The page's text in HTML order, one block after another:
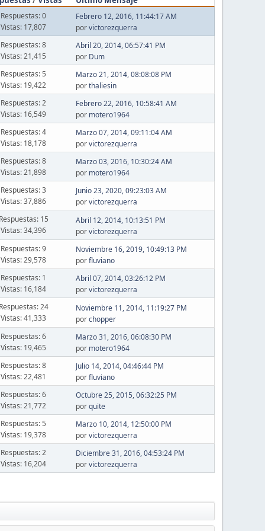
Respuestas: 0
Vistas: 17,807
Febrero 12, 2016, 11:44:17 AM
porvictorezquerra
Respuestas: 8
Vistas: 21,415
Abril 20, 2014, 06:57:41 PM
por Dum
Respuestas: 5
Vistas: 19,422
Marzo 21, 2014, 08:08:08 PM
porthaliesin
Respuestas: 2
Vistas: 16,549
Febrero 22, 2016, 10:58:41 AM
por motero1964
Respuestas: 4
Vistas: 18,178
Marzo 07, 2014, 09:11:04 AM
porvictorezquerra
Respuestas: 8
Vistas: 21,898
Marzo 03, 2016, 10:30:24 AM
por motero1964
Respuestas: 3
Vistas: 37,886
Junio 23, 2020, 09:23:03 AM
porvictorezquerra
15
Vistas: 34,396
Abril 12, 2014, 10:13:51 PM
porvictorezquerra
Respuestas: 9
Vistas: 29,578
Noviembre 16, 2019, 10:49:13 PM
porfluviano
Respuestas: 1
Vistas: 16,184
Abril 07, 2014, 03:26:12 PM
porvictorezquerra
24
Vistas: 41,333
Noviembre 11, 2014, 11:19:27 PM
porchopper
Respuestas: 6
Vistas: 19,465
Marzo 31, 2016, 06:08:30 PM
por motero1964
Respuestas: 8
Vistas: 22,481
Julio 14, 2014, 04:46:44 PM
porfluviano
Respuestas: 6
Vistas: 21,772
Octubre 25, 2015, 06:32:25 PM
porquite
Respuestas: 5
Vistas: 19,378
Marzo 10, 2014, 12:50:00 PM
porvictorezquerra
Respuestas: 2
Vistas: 16,204
Diciembre 31, 2016, 04:53:24 PM
porvictorezquerra